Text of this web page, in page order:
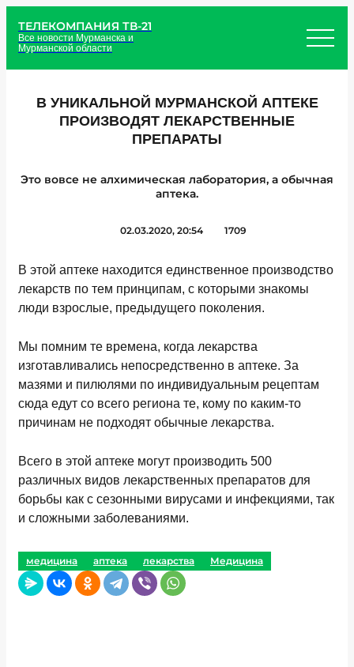
ТЕЛЕКОМПАНИЯ ТВ-21
Все новости Мурманска и
Мурманской области
В УНИКАЛЬНОЙ МУРМАНСКОЙ АПТЕКЕ
ПРОИЗВОДЯТ ЛЕКАРСТВЕННЫЕ
ПРЕПАРАТЫ
Это вовсе не алхимическая лаборатория, а обычная
аптека.
02.03.2020, 20:54 1709
В этой аптеке находится единственное производство
лекарств по тем принципам, с которыми знакомы
люди взрослые, предыдущего поколения.
Мы помним те времена, когда лекарства
изготавливались непосредственно в аптеке. За
мазями и пилюлями по индивидуальным рецептам
сюда едут со всего региона те, кому по каким-то
причинам не подходят обычные лекарства.
Всего в этой аптеке могут производить 500
различных видов лекарственных препаратов для
борьбы как с сезонными вирусами и инфекциями, так
и сложными заболеваниями.
медицина аптека лекарства Медицина